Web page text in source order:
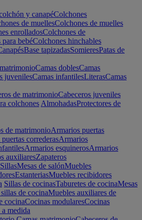
y canapéColchones
de muellesColchones de muelles
enrolladosColchones de
bebéColchones hinchables
Base tapizadasSomieresPatas de
Camas doblesCamas
juvenilesCamas infantilesLiterasCamas
de matrimonioCabeceros juveniles
colchones AlmohadasProtectores de
de matrimonioArmarios puertas
correderasArmarios
Armarios esquinerosArmarios
auxiliaresZapateros
SillasMesas de salónMuebles
EstanteriasMuebles recibidores
Sillas de cocinasTaburetes de cocinaMesas
de cocinaMuebles auxiliares de
cocinaCocinas modularesCocinas
medida